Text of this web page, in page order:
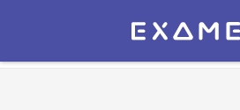
Экзамер — ЕГЭ 2027